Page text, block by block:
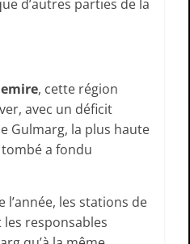
d’autres parties de la
, cette région
avec un déficit
Gulmarg, la plus haute
a fondu
les stations de
responsables